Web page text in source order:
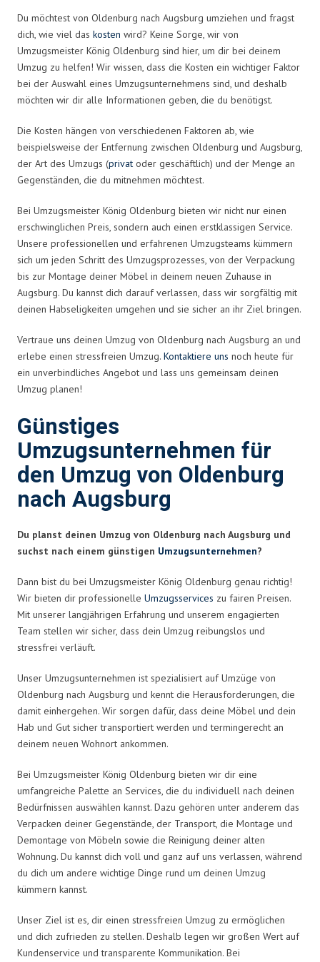
Du möchtest von Oldenburg nach Augsburg umziehen und fragst
dich, wie viel das kosten wird? Keine Sorge, wir von
Umzugsmeister König Oldenburg sind hier, um dir bei deinem
Umzug zu helfen! Wir wissen, dass die Kosten ein wichtiger Faktor
bei der Auswahl eines Umzugsunternehmens sind, und deshalb
möchten wir dir alle Informationen geben, die du benötigst.
Die Kosten hängen von verschiedenen Faktoren ab, wie
beispielsweise der Entfernung zwischen Oldenburg und Augsburg,
der Art des Umzugs (privat oder geschäftlich) und der Menge an
Gegenständen, die du mitnehmen möchtest.
Bei Umzugsmeister König Oldenburg bieten wir nicht nur einen
erschwinglichen Preis, sondern auch einen erstklassigen Service.
Unsere professionellen und erfahrenen Umzugsteams kümmern
sich um jeden Schritt des Umzugsprozesses, von der Verpackung
bis zur Montage deiner Möbel in deinem neuen Zuhause in
Augsburg. Du kannst dich darauf verlassen, dass wir sorgfältig mit
deinen Habseligkeiten umgehen und sie sicher an ihr Ziel bringen.
Vertraue uns deinen Umzug von Oldenburg nach Augsburg an und
erlebe einen stressfreien Umzug. Kontaktiere uns noch heute für
ein unverbindliches Angebot und lass uns gemeinsam deinen
Umzug planen!
Günstiges
Umzugsunternehmen für
den Umzug von Oldenburg
nach Augsburg
Du planst deinen Umzug von Oldenburg nach Augsburg und
suchst nach einem günstigen Umzugsunternehmen?
Dann bist du bei Umzugsmeister König Oldenburg genau richtig!
Wir bieten dir professionelle Umzugsservices zu fairen Preisen.
Mit unserer langjährigen Erfahrung und unserem engagierten
Team stellen wir sicher, dass dein Umzug reibungslos und
stressfrei verläuft.
Unser Umzugsunternehmen ist spezialisiert auf Umzüge von
Oldenburg nach Augsburg und kennt die Herausforderungen, die
damit einhergehen. Wir sorgen dafür, dass deine Möbel und dein
Hab und Gut sicher transportiert werden und termingerecht an
deinem neuen Wohnort ankommen.
Bei Umzugsmeister König Oldenburg bieten wir dir eine
umfangreiche Palette an Services, die du individuell nach deinen
Bedürfnissen auswählen kannst. Dazu gehören unter anderem das
Verpacken deiner Gegenstände, der Transport, die Montage und
Demontage von Möbeln sowie die Reinigung deiner alten
Wohnung. Du kannst dich voll und ganz auf uns verlassen, während
du dich um andere wichtige Dinge rund um deinen Umzug
kümmern kannst.
Unser Ziel ist es, dir einen stressfreien Umzug zu ermöglichen
und dich zufrieden zu stellen. Deshalb legen wir großen Wert auf
Kundenservice und transparente Kommunikation. Bei